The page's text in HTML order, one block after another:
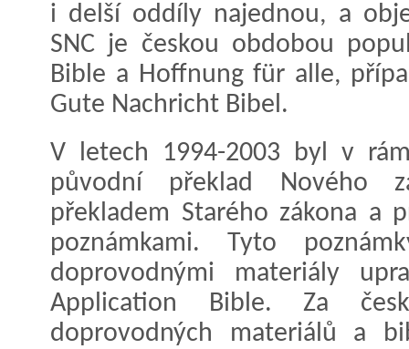
i delší oddíly najednou, a
SNC je českou obdobou
Bible a Hoffnung für alle,
Gute Nachricht Bibel.
V letech 1994-2003 byl v
původní překlad Nového
překladem Starého zákona a
poznámkami. Tyto
doprovodnými materiály
Application Bible. Za
doprovodných materiálů a